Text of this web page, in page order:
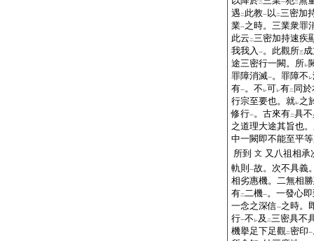
二 一 二
遇 二 此教一 以 二三密加
業一之時。三業衆罪
此云 二三密加持速疾
我我入 一。此觀所三
途三密行一闕。所レ
罪障消滅一。罪障不 レ
有一。不 レ可レ有二 同
行宗至要也。就レ之
修行一。古來有二具
之道理大途其旨也
中一闕即不能至平
所到 文 又八祖相承
軌則 一故。次不具義
相劣惠機。二無相
有二二機一。一發心
一念之深信一之時。
行一不 レ及 二三密具不
機擧足下足觀二密印一